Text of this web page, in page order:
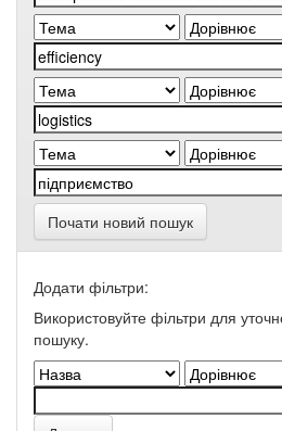
Почати новий пошук
Додати фільтри:
Використовуйте фільтри для
пошуку.